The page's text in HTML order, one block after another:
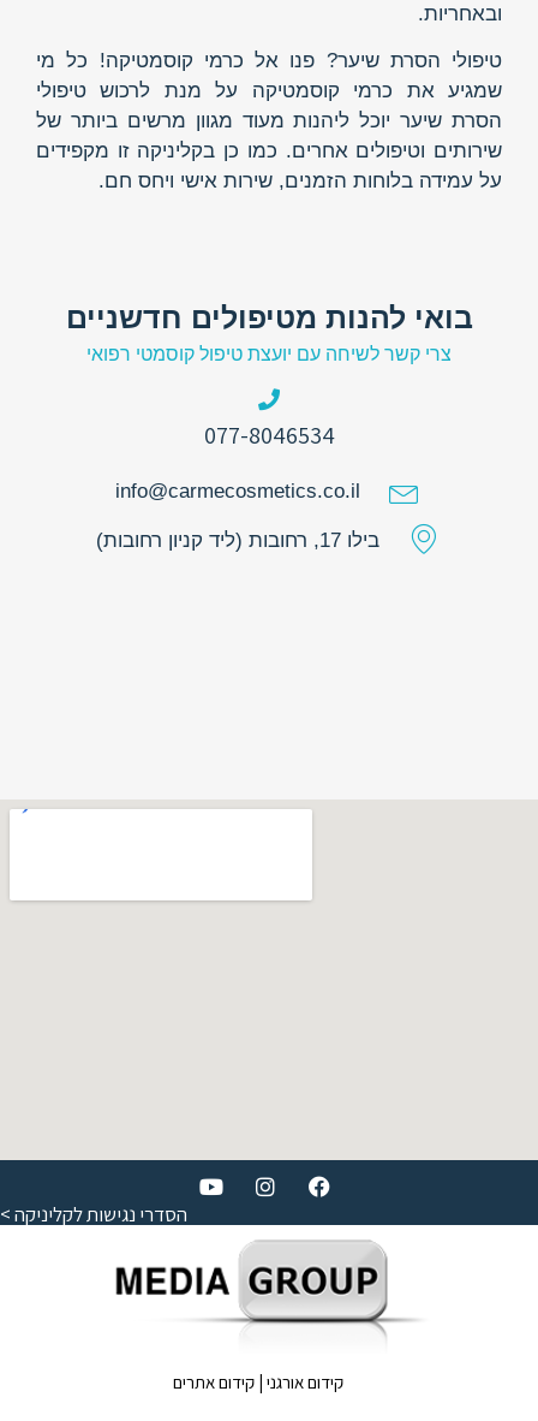
ובאחריות.
טיפולי הסרת שיער? פנו אל כרמי קוסמטיקה! כל מי
שמגיע את כרמי קוסמטיקה על מנת לרכוש טיפולי
הסרת שיער יוכל ליהנות מעוד מגוון מרשים ביותר של
שירותים וטיפולים אחרים. כמו כן בקליניקה זו מקפידים
על עמידה בלוחות הזמנים, שירות אישי ויחס חם.
בואי להנות מטיפולים חדשניים
צרי קשר לשיחה עם יועצת טיפול קוסמטי רפואי
077-8046534
info@carmecosmetics.co.il
בילו 17, רחובות (ליד קניון רחובות)
הסדרי נגישות לקליניקה >
קידום אורגני | קידום אתרים